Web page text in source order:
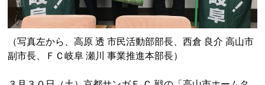
（写真左から、高原 透 市民活動部部長、西倉 良介 高山市
副市長、ＦＣ岐阜 瀬川 事業推進本部長）